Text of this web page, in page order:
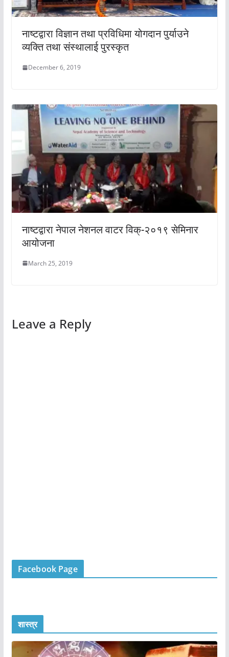
नाष्टद्वारा विज्ञान तथा प्रविधिमा योगदान पुर्याउने
व्यक्ति तथा संस्थालाई पुरस्कृत
December 6, 2019
नाष्टद्वारा नेपाल नेशनल वाटर विक्-२०१९ सेमिनार
आयोजना
March 25, 2019
Leave a Reply
Facebook Page
शास्त्र